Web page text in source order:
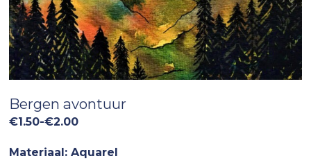
Bergen avontuur
€1.50-€2.00
Prijsklasse:
tot
Materiaal: Aquarel